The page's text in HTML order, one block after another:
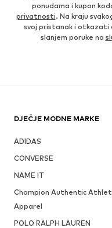
ponudama i kupon
privatnosti. Na kraju
svoj pristanak i otkazati
slanjem poruke na
DJEČJE MODNE MARKE
ADIDAS
CONVERSE
NAME IT
Champion Authentic
Apparel
POLO RALPH LAUREN